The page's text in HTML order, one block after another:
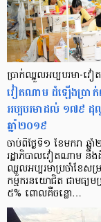
ប្រាក់ឈ្នួល​អប្បបរមា-វ
វៀតណាម ដំឡើងប្រា
អប្បបរមាដល់ ១៧៩ ដុល្
ឆ្នាំ២០១៩
ចាប់ពីថ្ងៃទី១ ខែមករា ឆ្
រដ្ឋាភិបាលវៀតណាម នឹង
ឈ្នួលអប្បរមាប្រចាំខែសម្
កម្មករនយោជិត ជាមធ្យម
៥% ពោលគឺចន្លោ…